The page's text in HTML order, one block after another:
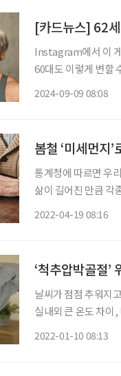
[카드뉴스] 62
Instagram에서 이 게시물 보기 브라보 마이 라이프
60대도 이렇게 변할
2024-09-09 08:08
봄철 ‘미세먼지
통계청에 따르면 우
삶이 길어진 만큼 각
2022-04-19 08:16
‘척추압박골절’
날씨가 점점 추워지
실내외 큰 온도 차이
2022-01-10 08:13